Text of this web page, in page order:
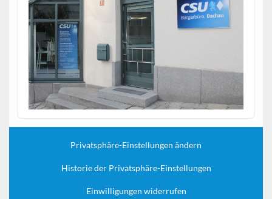
Privatsphäre-Einstellungen ändern
Historie der Privatsphäre-Einstellungen
Einwilligungen widerrufen